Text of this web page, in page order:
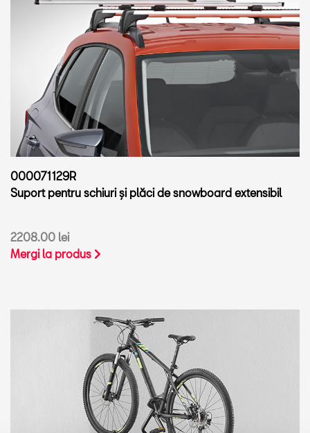
000071129R
Suport pentru schiuri și plăci de snowboard extensibil
2208.00 lei
Mergi la produs